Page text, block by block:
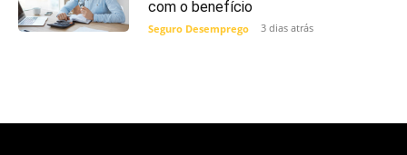
com o benefício
Seguro Desemprego 3 dias atrás